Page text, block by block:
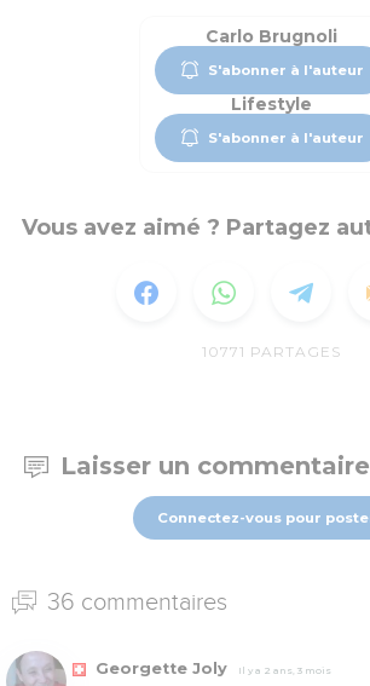
Carlo Brugnoli
S'abonner à l'auteur
Lifestyle
S'abonner à l'auteur
Vous avez aimé ? Partagez
10771 PARTAGES
Laisser un commentaire
Connectez-vous pour
36 commentaires
Georgette Joly Il y a 2 ans, 3 mois